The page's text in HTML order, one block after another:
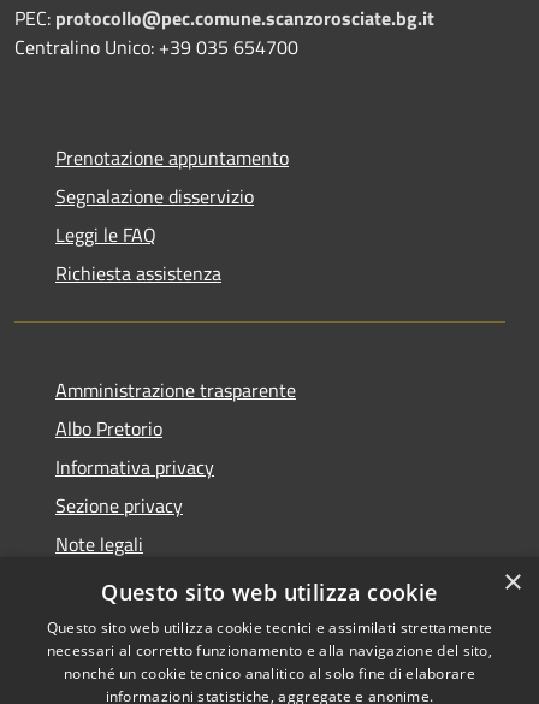
PEC: protocollo@pec.comune.scanzorosciate.bg.it
Centralino Unico: +39 035 654700
Prenotazione appuntamento
Segnalazione disservizio
Leggi le FAQ
Richiesta assistenza
Amministrazione trasparente
Albo Pretorio
Informativa privacy
Sezione privacy
Note legali
Dichiarazione di accessibilità
×
Questo sito web utilizza cookie
Questo sito web utilizza cookie tecnici e assimilati strettamente
necessari al corretto funzionamento e alla navigazione del sito,
nonché un cookie tecnico analitico al solo fine di elaborare
informazioni statistiche, aggregate e anonime.